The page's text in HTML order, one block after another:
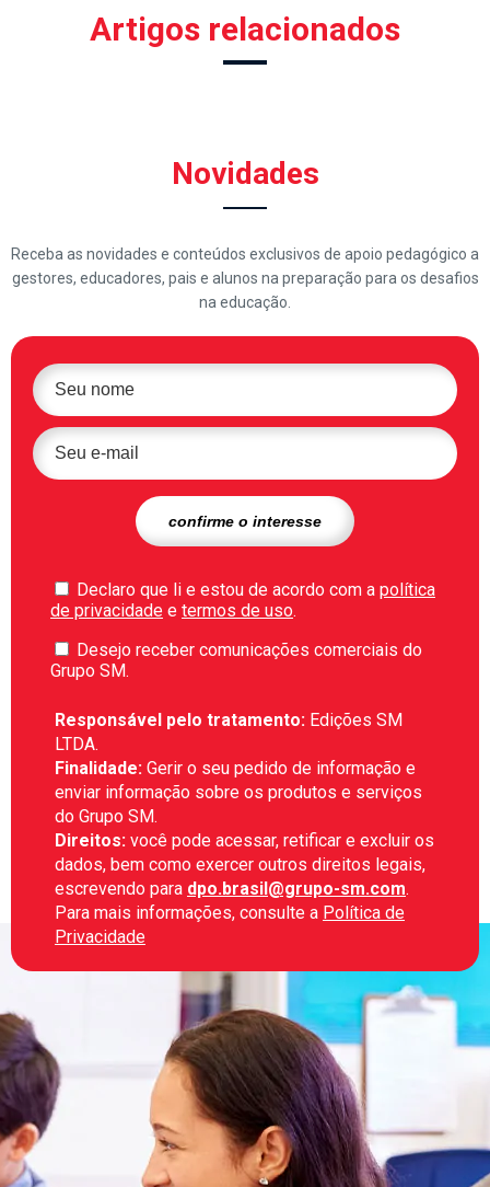
Artigos relacionados
Novidades
Receba as novidades e conteúdos exclusivos de apoio pedagógico a
gestores, educadores, pais e alunos na preparação para os desafios
na educação.
Declaro que li e estou de acordo com a política
de privacidade e termos de uso.
Desejo receber comunicações comerciais do
Grupo SM.
Responsável pelo tratamento: Edições SM
LTDA.
Finalidade: Gerir o seu pedido de informação e
enviar informação sobre os produtos e serviços
do Grupo SM.
Direitos: você pode acessar, retificar e excluir os
dados, bem como exercer outros direitos legais,
escrevendo para dpo.brasil@grupo-sm.com.
Para mais informações, consulte a Política de
Privacidade